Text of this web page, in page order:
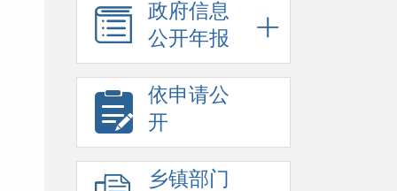
政府信息
公开年报
依申请公
开
乡镇部门